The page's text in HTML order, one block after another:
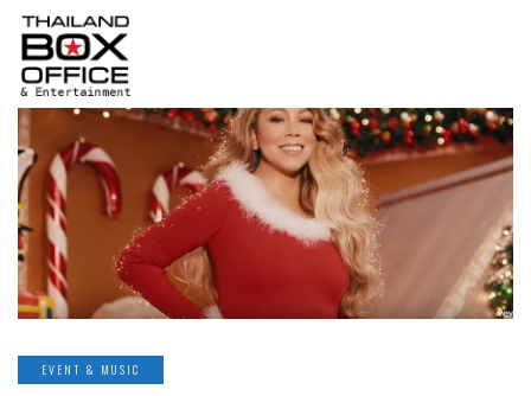
EVENT & MUSIC